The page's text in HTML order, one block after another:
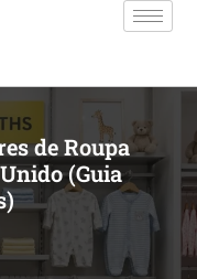
de Roupa
(Guia